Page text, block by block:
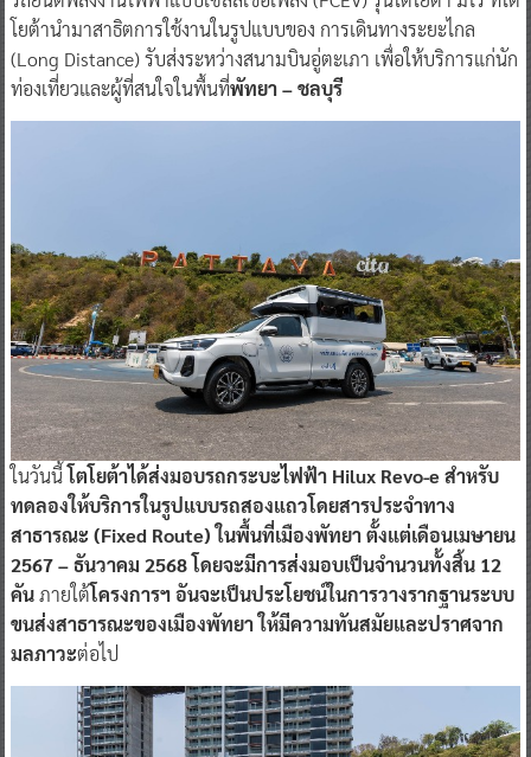
โยต้านำมาสาธิตการใช้งานในรูปแบบของ การเดินทางระยะไกล
(Long Distance) รับส่งระหว่างสนามบินอู่ตะเภา เพื่อให้บริการแก่นัก
ท่องเที่ยวและผู้ที่สนใจในพื้นที่พัทยา – ชลบุรี
ในวันนี้โตโยต้าได้ส่งมอบรถกระบะไฟฟ้า Hilux Revo-e สำหรับ
ทดลองให้บริการในรูปแบบรถสองแถวโดยสารประจำทาง
สาธารณะ (Fixed Route) ในพื้นที่เมืองพัทยา ตั้งแต่เดือนเมษายน
2567 – ธันวาคม 2568 โดยจะมีการส่งมอบเป็นจำนวนทั้งสิ้น 12
คันภายใต้โครงการฯ อันจะเป็นประโยชน์ในการวางรากฐานระบบ
ขนส่งสาธารณะของเมืองพัทยา ให้มีความทันสมัยและปราศจาก
มลภาวะต่อไป